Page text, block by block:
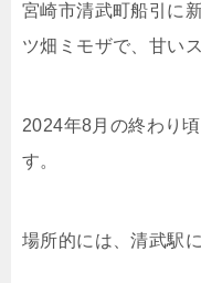
宮崎市清武町船引に
ツ畑ミモザで、甘い
2024年8月の終わり
す。
場所的には、清武駅